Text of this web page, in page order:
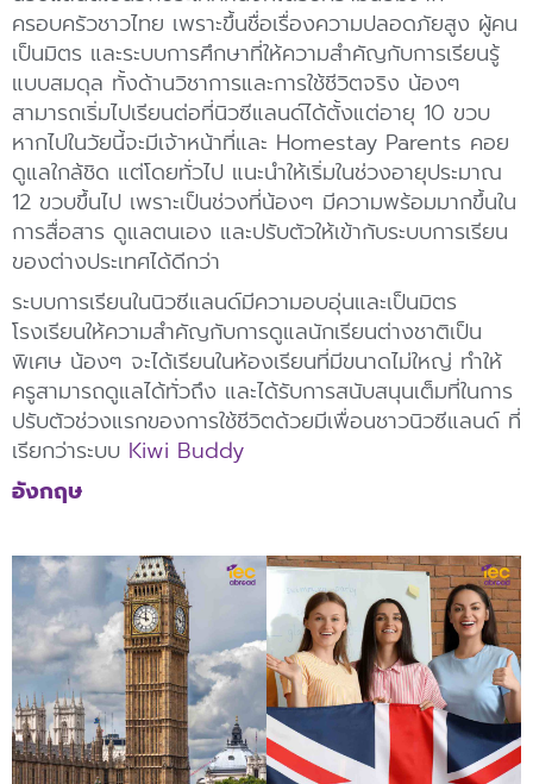
ครอบครัวชาวไทย เพราะขึ้นชื่อเรื่องความปลอดภัยสูง ผู้คน
เป็นมิตร และระบบการศึกษาที่ให้ความสำคัญกับการเรียนรู้
แบบสมดุล ทั้งด้านวิชาการและการใช้ชีวิตจริง น้องๆ
สามารถเริ่มไปเรียนต่อที่นิวซีแลนด์ได้ตั้งแต่อายุ 10 ขวบ
หากไปในวัยนี้จะมีเจ้าหน้าที่และ Homestay Parents คอย
ดูแลใกล้ชิด แต่โดยทั่วไป แนะนำให้เริ่มในช่วงอายุประมาณ
12 ขวบขึ้นไป เพราะเป็นช่วงที่น้องๆ มีความพร้อมมากขึ้นใน
การสื่อสาร ดูแลตนเอง และปรับตัวให้เข้ากับระบบการเรียน
ของต่างประเทศได้ดีกว่า
ระบบการเรียนในนิวซีแลนด์มีความอบอุ่นและเป็นมิตร
โรงเรียนให้ความสำคัญกับการดูแลนักเรียนต่างชาติเป็น
พิเศษ น้องๆ จะได้เรียนในห้องเรียนที่มีขนาดไม่ใหญ่ ทำให้
ครูสามารถดูแลได้ทั่วถึง และได้รับการสนับสนุนเต็มที่ในการ
ปรับตัวช่วงแรกของการใช้ชีวิตด้วยมีเพื่อนชาวนิวซีแลนด์ ที่
เรียกว่าระบบ Kiwi Buddy
อังกฤษ